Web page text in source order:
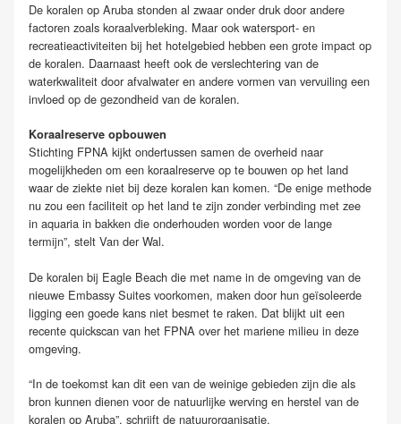
De koralen op Aruba stonden al zwaar onder druk door andere
factoren zoals koraalverbleking. Maar ook watersport- en
recreatieactiviteiten bij het hotelgebied hebben een grote impact op
de koralen. Daarnaast heeft ook de verslechtering van de
waterkwaliteit door afvalwater en andere vormen van vervuiling een
invloed op de gezondheid van de koralen.
Koraalreserve opbouwen
Stichting FPNA kijkt ondertussen samen de overheid naar
mogelijkheden om een koraalreserve op te bouwen op het land
waar de ziekte niet bij deze koralen kan komen. “De enige methode
nu zou een faciliteit op het land te zijn zonder verbinding met zee
in aquaria in bakken die onderhouden worden voor de lange
termijn”, stelt Van der Wal.
De koralen bij Eagle Beach die met name in de omgeving van de
nieuwe Embassy Suites voorkomen, maken door hun geïsoleerde
ligging een goede kans niet besmet te raken. Dat blijkt uit een
recente quickscan van het FPNA over het mariene milieu in deze
omgeving.
“In de toekomst kan dit een van de weinige gebieden zijn die als
bron kunnen dienen voor de natuurlijke werving en herstel van de
koralen op Aruba”, schrijft de natuurorganisatie.